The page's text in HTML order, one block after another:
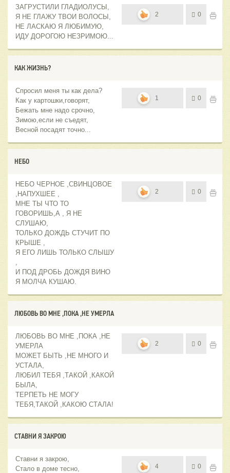
ЗАГРУСТИЛИ ГЛАДИОЛУСЫ,
Я НЕ ГЛАЖУ ТВОИ ВОЛОСЫ,
НЕ ЛАСКАЮ Я ЛЮБИМУЮ,
ИДУ ДОРОГОЮ НЕЗРИМОЮ...
2 0
КАК ЖИЗНЬ?
Спросил меня ты как дела?
Как у картошки,говорят,
Бежать мне надо срочно,
Зимою,если не съедят,
Весной посадят точно...
1 0
НЕБО
НЕБО ЧЕРНОЕ ,СВИНЦОВОЕ
,НАПУХШЕЕ ,
МНЕ ТЫ ЧТО ТО
ГОВОРИШЬ,А , Я НЕ
СЛУШАЮ,
ТОЛЬКО ДОЖДЬ СТУЧИТ ПО
КРЫШЕ ,
Я ЕГО ЛИШЬ ТОЛЬКО СЛЫШУ
И ПОД ДРОБЬ ДОЖДЯ ВИНО
Я МОЛЧА КУШАЮ.
2 0
ЛЮБОВЬ ВО МНЕ ,ПОКА ,НЕ УМЕРЛА
ЛЮБОВЬ ВО МНЕ ,ПОКА ,НЕ
УМЕРЛА
МОЖЕТ БЫТЬ ,НЕ МНОГО И
УСТАЛА,
ЛЮБИЛ ТЕБЯ ,ТАКОЙ ,КАКОЙ
БЫЛА,
ТЕРПЕТЬ НЕ МОГУ
ТЕБЯ,ТАКОЙ ,КАКОЮ СТАЛА!
2 0
СТАВНИ Я ЗАКРОЮ
Ставни я закрою,
Стало в доме тесно,
4 0